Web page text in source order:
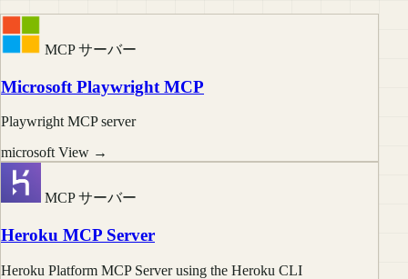
MCP サーバー
Microsoft Playwright MCP
Playwright MCP server
microsoft View →
MCP サーバー
Heroku MCP Server
Heroku Platform MCP Server using the Heroku CLI